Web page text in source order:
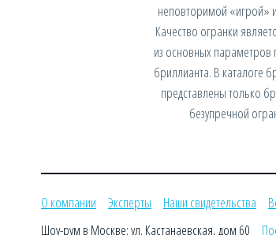
неповторимой «игрой»
Качество огранки
из основных параметров
бриллианта. В каталоге
представлены только
безупречной
О компании Эксперты Наши свидетельства
Шоу-рум в Москве: ул. Кастанаевская, дом 60